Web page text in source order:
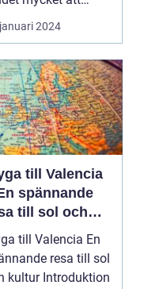
I denna ar...
2024
till Valencia
spännande
till sol och
till Valencia En
resa till sol
Introduktion